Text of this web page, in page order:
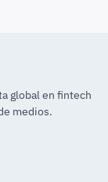
global en fintech
medios.